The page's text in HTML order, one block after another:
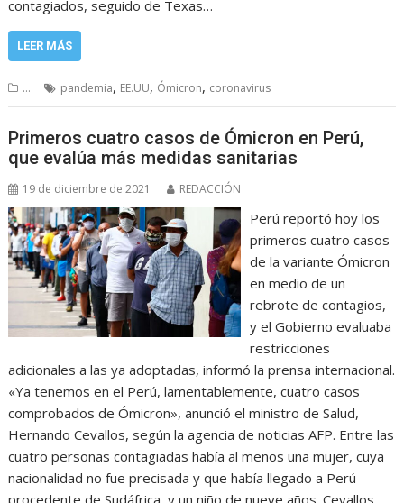
contagiados, seguido de Texas…
LEER MÁS
... pandemia, EE.UU, Ómicron, coronavirus
Primeros cuatro casos de Ómicron en Perú,
que evalúa más medidas sanitarias
19 de diciembre de 2021 REDACCIÓN
Perú reportó hoy los
primeros cuatro casos
de la variante Ómicron
en medio de un
rebrote de contagios,
y el Gobierno evaluaba
restricciones
adicionales a las ya adoptadas, informó la prensa internacional.
«Ya tenemos en el Perú, lamentablemente, cuatro casos
comprobados de Ómicron», anunció el ministro de Salud,
Hernando Cevallos, según la agencia de noticias AFP. Entre las
cuatro personas contagiadas había al menos una mujer, cuya
nacionalidad no fue precisada y que había llegado a Perú
procedente de Sudáfrica, y un niño de nueve años. Cevallos